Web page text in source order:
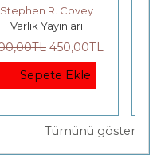
Bahçesinde
Yıldız Silier
Yordam Kitap
200,00TL 140,00TL
Sepete Ekle
Tümünü göster